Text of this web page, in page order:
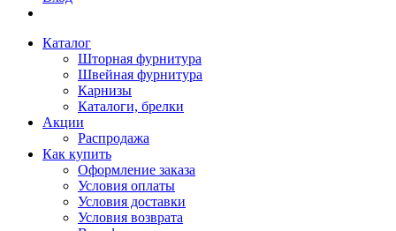
Каталог
Шторная фурнитура
Швейная фурнитура
Карнизы
Каталоги, брелки
Акции
Распродажа
Как купить
Оформление заказа
Условия оплаты
Условия доставки
Условия возврата